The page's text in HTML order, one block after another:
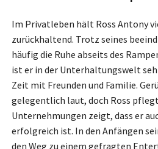
Im Privatleben hält Ross Antony
zurückhaltend. Trotz seines
häufig die Ruhe abseits des
ist er in der Unterhaltungswelt
Zeit mit Freunden und Familie.
gelegentlich laut, doch Ross
Unternehmungen zeigt, dass er
erfolgreich ist. In den Anfängen
den Weg zu einem gefragten